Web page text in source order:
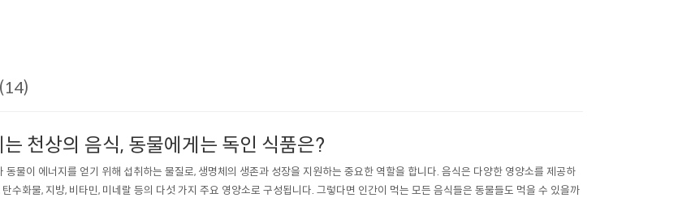
천상의 음식, 동물에게는 독인 식품은?
동물이 에너지를 얻기 위해 섭취하는 물질로, 생명체의 생존과 성장을 지원하는 중요한 역할을 합니다. 음식은 다양한 영양소를 제공하
탄수화물, 지방, 비타민, 미네랄 등의 다섯 가지 주요 영양소로 구성됩니다. 그렇다면 인간이 먹는 모든 음식들은 동물들도 먹을 수 있을까